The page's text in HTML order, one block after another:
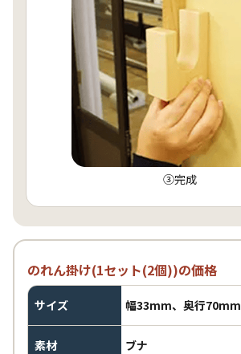
③完成
のれん掛け(1セット(2個))の価格
サイズ 幅33mm、奥行
素材 ブナ